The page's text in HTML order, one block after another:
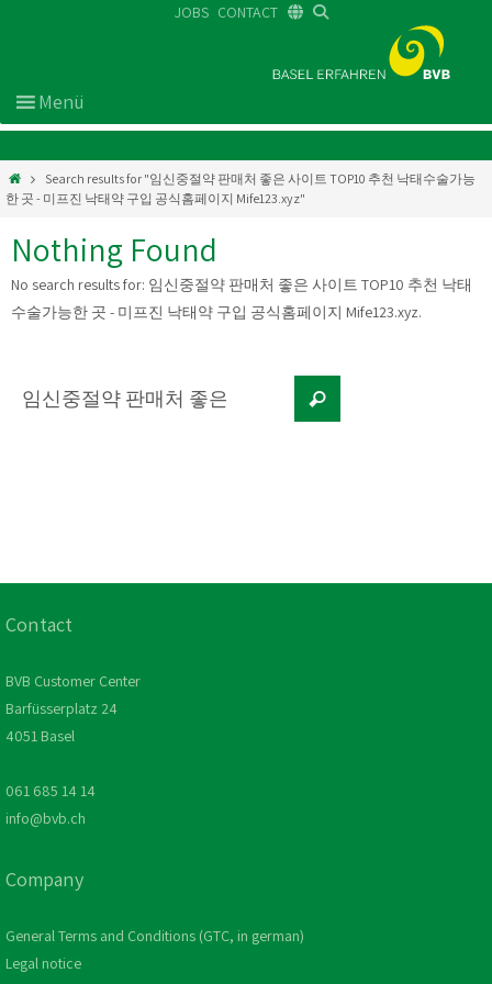
JOBS CONTACT
Search results for "임신중절약 판매처 좋은 사이트 TOP10 추천 낙태수술가능
한 곳 - 미프진 낙태약 구입 공식홈페이지 Mife123.xyz"
Nothing Found
No search results for: 임신중절약 판매처 좋은 사이트 TOP10 추천 낙태
수술가능한 곳 - 미프진 낙태약 구입 공식홈페이지 Mife123.xyz.
Contact
BVB Customer Center
Barfüsserplatz 24
4051 Basel
061 685 14 14
info@bvb.ch
Company
General Terms and Conditions (GTC, in german)
Legal notice